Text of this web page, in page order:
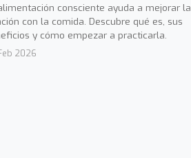
consciente ayuda a mejorar la
con la comida. Descubre qué es, sus
y cómo empezar a practicarla.
2026